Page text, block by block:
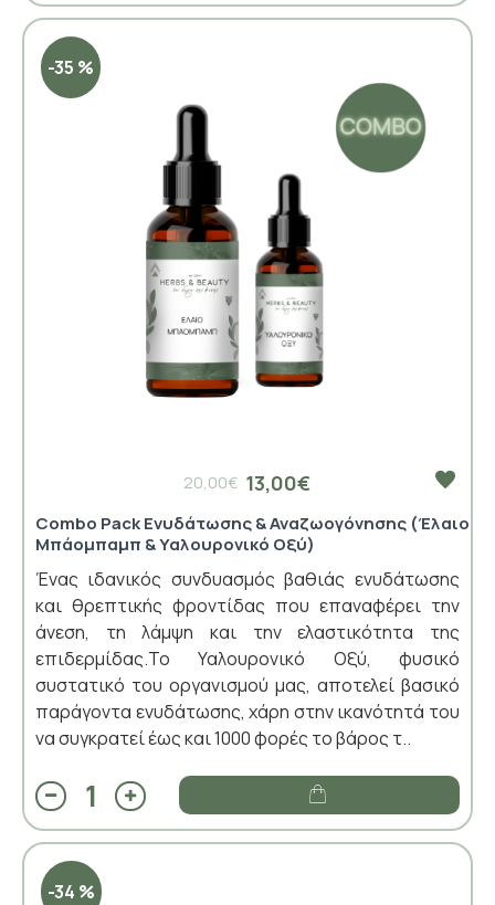
-35 %
13,00€
20,00€
Combo Pack Ενυδάτωσης & Αναζωογόνησης (Έλαιο
Μπάομπαμπ & Υαλουρονικό Οξύ)
Ένας ιδανικός συνδυασμός βαθιάς ενυδάτωσης
και θρεπτικής φροντίδας που επαναφέρει την
άνεση, τη λάμψη και την ελαστικότητα της
επιδερμίδας.Το Υαλουρονικό Οξύ, φυσικό
συστατικό του οργανισμού μας, αποτελεί βασικό
παράγοντα ενυδάτωσης, χάρη στην ικανότητά του
να συγκρατεί έως και 1000 φορές το βάρος τ..
-34 %